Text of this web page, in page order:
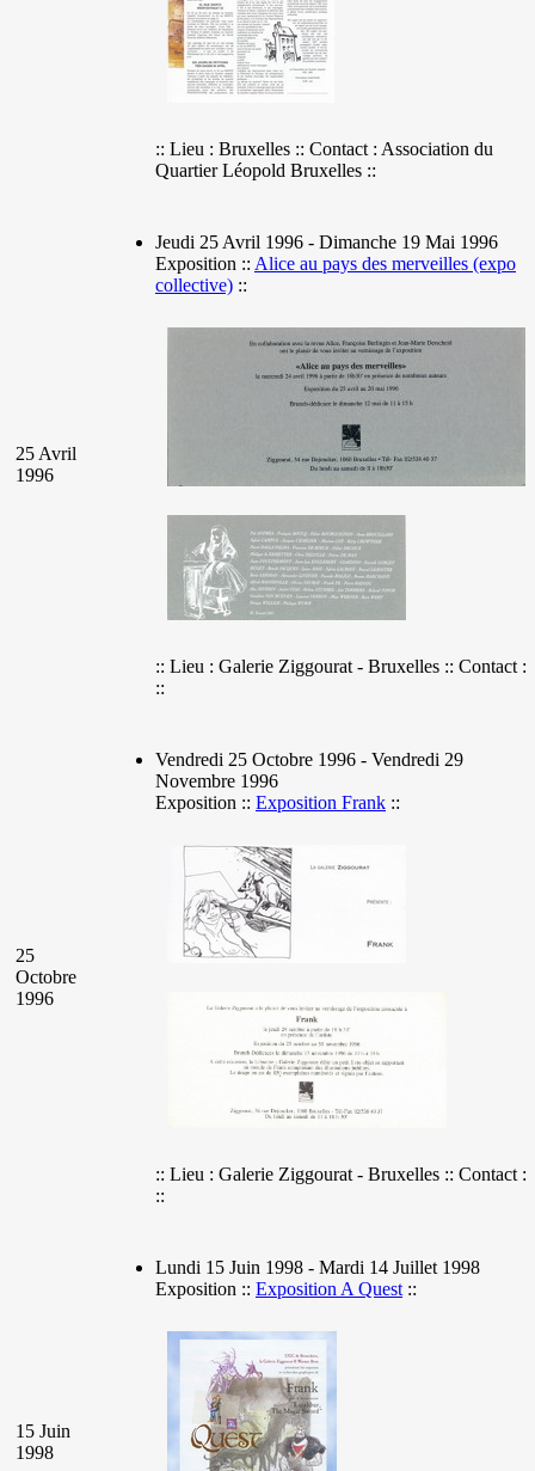
:: Lieu : Bruxelles :: Contact : Association du
Quartier Léopold Bruxelles ::
25 Avril
1996
Jeudi 25 Avril 1996 - Dimanche 19 Mai 1996
Exposition :: Alice au pays des merveilles (expo
collective) ::
:: Lieu : Galerie Ziggourat - Bruxelles :: Contact :
::
25
Octobre
1996
Vendredi 25 Octobre 1996 - Vendredi 29
Novembre 1996
Exposition :: Exposition Frank ::
:: Lieu : Galerie Ziggourat - Bruxelles :: Contact :
::
15 Juin
1998
Lundi 15 Juin 1998 - Mardi 14 Juillet 1998
Exposition :: Exposition A Quest ::